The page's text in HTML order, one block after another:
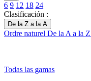
6 9 12 18 24
Clasificación :
De la Z a la A
Ordre naturel De la A a la Z
Todas las gamas